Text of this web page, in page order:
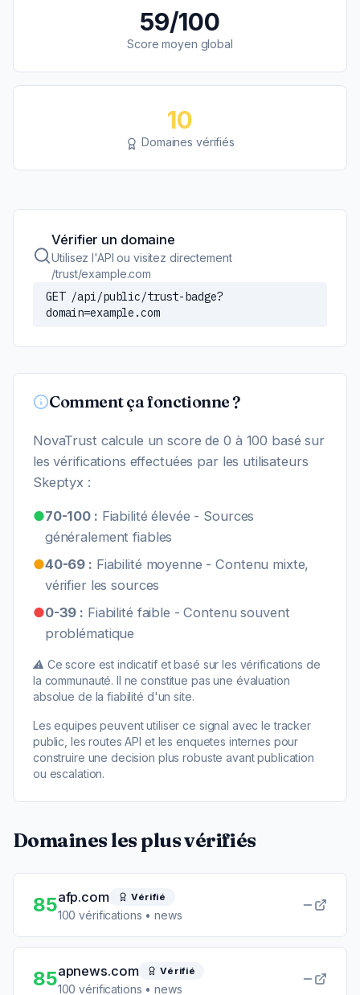
59/100
Score moyen global
10
Domaines vérifiés
Vérifier un domaine
Utilisez l'API ou visitez directement
/trust/example.com
GET /api/public/trust-badge?
domain=example.com
Comment ça fonctionne ?
NovaTrust calcule un score de 0 à 100 basé sur
les vérifications effectuées par les utilisateurs
Skeptyx :
●70-100 : Fiabilité élevée - Sources
généralement fiables
●40-69 : Fiabilité moyenne - Contenu mixte,
vérifier les sources
●0-39 : Fiabilité faible - Contenu souvent
problématique
⚠️ Ce score est indicatif et basé sur les vérifications de
la communauté. Il ne constitue pas une évaluation
absolue de la fiabilité d'un site.
Les equipes peuvent utiliser ce signal avec le tracker
public, les routes API et les enquetes internes pour
construire une decision plus robuste avant publication
ou escalation.
Domaines les plus vérifiés
85afp.com Vérifié
100 vérifications • news
85apnews.com Vérifié
100 vérifications • news